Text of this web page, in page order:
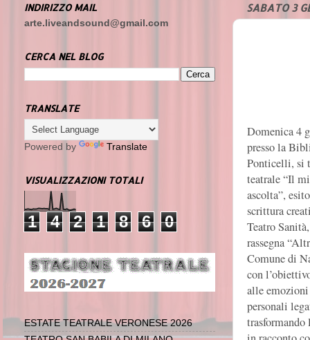
SABATO 3
Domenica 4
presso la
Ponticelli, si
teatrale “Il
ascolta”,
scrittura
Teatro Sanità,
rassegna
Comune di
con
alle emozioni
personali
INDIRIZZO MAIL
arte.liveandsound@gmail.com
CERCA NEL BLOG
TRANSLATE
Powered by Translate
VISUALIZZAZIONI TOTALI
1 4 2 1 8 6 0
ESTATE TEATRALE VERONESE 2026